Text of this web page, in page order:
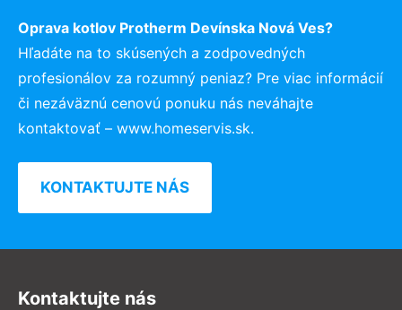
Oprava kotlov Protherm Devínska Nová Ves?
Hľadáte na to skúsených a zodpovedných
profesionálov za rozumný peniaz? Pre viac informácií
či nezáväznú cenovú ponuku nás neváhajte
kontaktovať – www.homeservis.sk.
KONTAKTUJTE NÁS
Kontaktujte nás